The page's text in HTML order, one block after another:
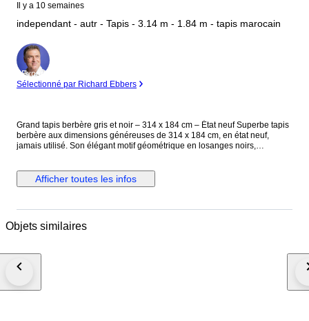
Il y a 10 semaines
independant - autr - Tapis - 3.14 m - 1.84 m - tapis marocain
Expert
Sélectionné par Richard Ebbers
Grand tapis berbère gris et noir – 314 x 184 cm – État neuf Superbe tapis
berbère aux dimensions généreuses de 314 x 184 cm, en état neuf,
jamais utilisé. Son élégant motif géométrique en losanges noirs,
une pièce idéale pour un intérieur contemporain, bohème ou minimaliste.
Grâce à son grand format, il structure parfaitement un salon spacieux, une
confèrent un charme authentique tout en conservant une esthétique
Couleurs : Gris et noir • Motif : Losanges géométriques • Style : Berbère
Afficher toutes les infos
Objets similaires